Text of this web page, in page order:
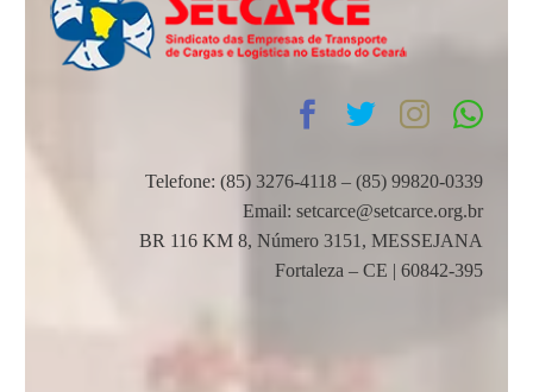
Telefone: (85) 3276-4118 – (85) 99820-0339
Email: setcarce@setcarce.org.br
BR 116 KM 8, Número 3151, MESSEJANA
Fortaleza – CE | 60842-395